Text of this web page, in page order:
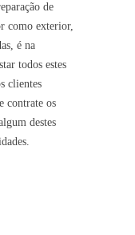
de
como exterior,
é na
todos estes
clientes
contrate os
destes